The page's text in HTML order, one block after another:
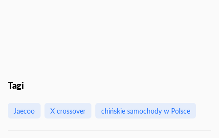
Tagi
Jaecoo X crossover chińskie samochody w Polsce